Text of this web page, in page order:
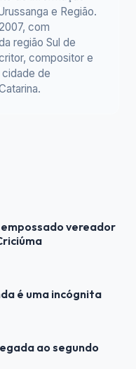
e Região.
com
região Sul de
compositor e
de
vereador
é uma incógnita
ao segundo